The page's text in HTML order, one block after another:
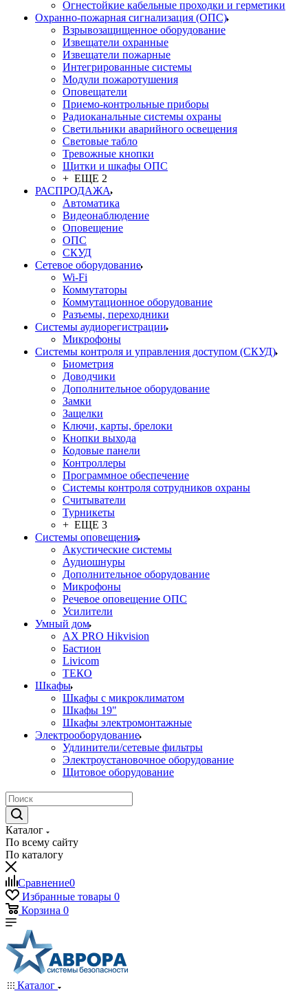
Огнестойкие кабельные проходки и герметики
Охранно-пожарная сигнализация (ОПС)
Взрывозащищенное оборудование
Извещатели охранные
Извещатели пожарные
Интегрированные системы
Модули пожаротушения
Оповещатели
Приемо-контрольные приборы
Радиоканальные системы охраны
Светильники аварийного освещения
Световые табло
Тревожные кнопки
Щитки и шкафы ОПС
+ ЕЩЕ 2
РАСПРОДАЖА
Автоматика
Видеонаблюдение
Оповещение
ОПС
СКУД
Сетевое оборудование
Wi-Fi
Коммутаторы
Коммутационное оборудование
Разъемы, переходники
Системы аудиорегистрации
Микрофоны
Системы контроля и управления доступом (СКУД)
Биометрия
Доводчики
Дополнительное оборудование
Замки
Защелки
Ключи, карты, брелоки
Кнопки выхода
Кодовые панели
Контроллеры
Программное обеспечение
Системы контроля сотрудников охраны
Считыватели
Турникеты
+ ЕЩЕ 3
Системы оповещения
Акустические системы
Аудиошнуры
Дополнительное оборудование
Микрофоны
Речевое оповещение ОПС
Усилители
Умный дом
AX PRO Hikvision
Бастион
Livicom
ТЕКО
Шкафы
Шкафы с микроклиматом
Шкафы 19"
Шкафы электромонтажные
Электрооборудование
Удлинители/сетевые фильтры
Электроустановочное оборудование
Щитовое оборудование
Каталог
По всему сайту
По каталогу
Сравнение0
Избранные товары 0
Корзина 0
Каталог